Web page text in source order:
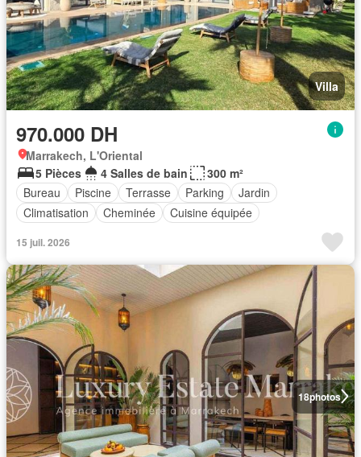
Villa
970.000 DH
Marrakech, L'Oriental
5 Pièces
4 Salles de bain
300 m²
Bureau
Piscine Terrasse Parking
Jardin
Climatisation
Cheminée Cuisine équipée
15 juil. 2026
18photos